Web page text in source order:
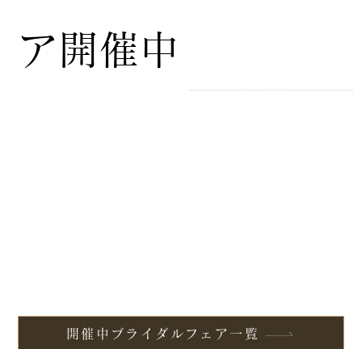
開催中ブライダルフェア一覧
ア開催中